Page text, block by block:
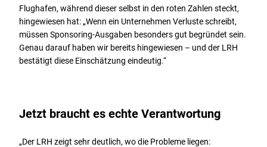
Flughafen, während dieser selbst in den roten Zahlen steckt,
hingewiesen hat: „Wenn ein Unternehmen Verluste schreibt,
müssen Sponsoring-Ausgaben besonders gut begründet sein.
Genau darauf haben wir bereits hingewiesen – und der LRH
bestätigt diese Einschätzung eindeutig.“
Jetzt braucht es echte Verantwortung
„Der LRH zeigt sehr deutlich, wo die Probleme liegen: